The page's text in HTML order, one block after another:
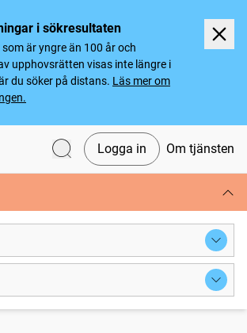
i sökresultaten
är yngre än 100 år och
upphovsrätten visas inte längre i
du söker på distans. Läs mer om
Logga in Om tjänsten